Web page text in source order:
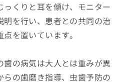
くりと耳を傾け、モニター
明を行い、患者との共同の治
を置いています。
の病気は大人とは重みが異
の歯磨き指導、虫歯予防の